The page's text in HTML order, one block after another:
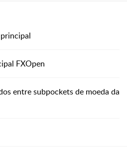
FXOpen
entre subpockets de moeda da